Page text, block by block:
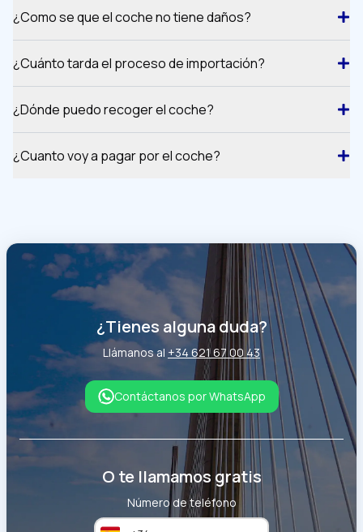
¿Como se que el coche no tiene daños?
¿Cuánto tarda el proceso de importación?
¿Dónde puedo recoger el coche?
¿Cuanto voy a pagar por el coche?
¿Tienes alguna duda?
Llámanos al +34 621 67 00 43
Contáctanos por WhatsApp
O te llamamos gratis
Número de teléfono